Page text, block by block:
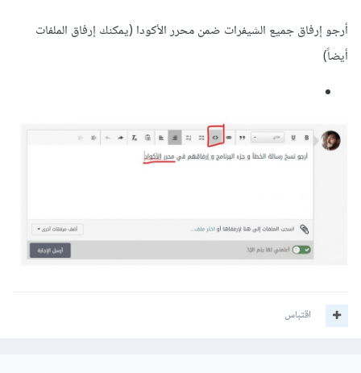
أرجو إرفاق جميع الشيفرات ضمن محرر الأكودا (يمكنك إرفاق الملفات
أيضاً)
اقتباس